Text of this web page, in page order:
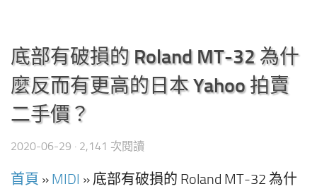
底部有破損的 Roland MT-32 為什
麼反而有更高的日本 Yahoo 拍賣
二手價？
2020-06-29 · 2,141 次閱讀
首頁 » MIDI » 底部有破損的 Roland MT-32 為什